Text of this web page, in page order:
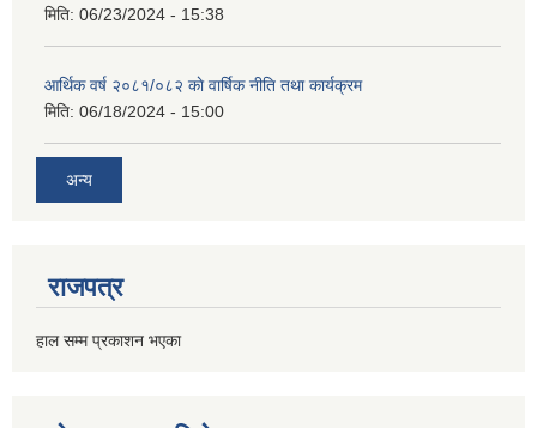
मिति: 06/23/2024 - 15:38
आर्थिक वर्ष २०८१/०८२ काे वार्षिक नीति तथा कार्यक्रम
मिति: 06/18/2024 - 15:00
अन्य
राजपत्र
हाल सम्म प्रकाशन भएका